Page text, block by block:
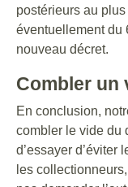
postérieurs au plus
éventuellement du
nouveau décret.
Combler un
En conclusion,
combler le vide du
d’essayer d’éviter
les